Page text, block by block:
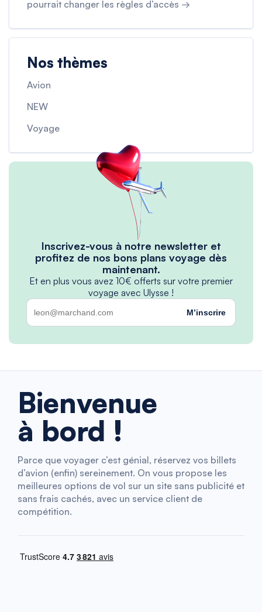
pourrait changer les règles d’accès →
Nos thèmes
Avion
NEW
Voyage
Inscrivez-vous à notre newsletter et
profitez de nos bons plans voyage dès
maintenant.
Et en plus vous avez 10€ offerts sur votre premier
voyage avec Ulysse !
M’inscrire
Bienvenue
à bord !
Parce que voyager c’est génial, réservez vos billets
d’avion (enfin) sereinement. On vous propose les
meilleures options de vol sur un site sans publicité et
sans frais cachés, avec un service client de
compétition.